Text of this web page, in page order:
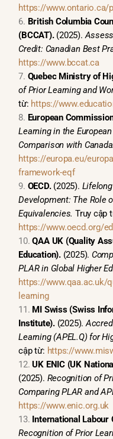
https://www.ontario.ca/
British Columbia
(BCCAT).(2025).
Credit: Canadian Best
https://www.bccat.ca
Quebec Ministry of
of Prior Learning and
từ: https://
European
Learning in the
Comparison with Canada.
https://europa.eu/
framework-eqf
OECD.(2025).
Development: The Role
Equivalencies. Truy cập
https://www.oecd.org/
QAA UK (Quality
Education).(2025).
PLAR in Global Higher
https://www.qaa.ac.uk/
learning
MI Swiss (Swiss
Institute).(2025).
Learning (APEL.Q) for
cập từ: https://
UK ENIC (UK
(2025). Recognition of
Comparing PLAR and
https://www.enic.org.uk
International Labour
Recognition of Prior